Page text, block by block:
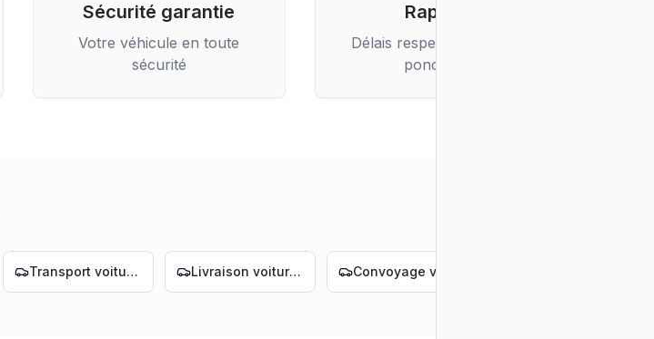
Sécurité garantie
Votre véhicule en toute
sécurité
Rapidité
Délais respectés, livraison
ponctuelle
Transport voiture Nantes Livraison voiture électrique Nantes